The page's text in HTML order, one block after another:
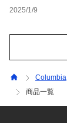
2025/1/9
Columbia
商品一覧